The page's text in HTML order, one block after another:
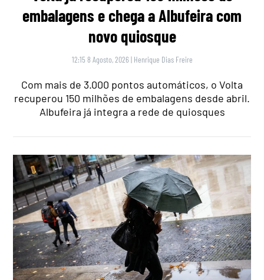
embalagens e chega a Albufeira com
novo quiosque
12:15 8 Agosto, 2026 | Henrique Dias Freire
Com mais de 3.000 pontos automáticos, o Volta
recuperou 150 milhões de embalagens desde abril.
Albufeira já integra a rede de quiosques